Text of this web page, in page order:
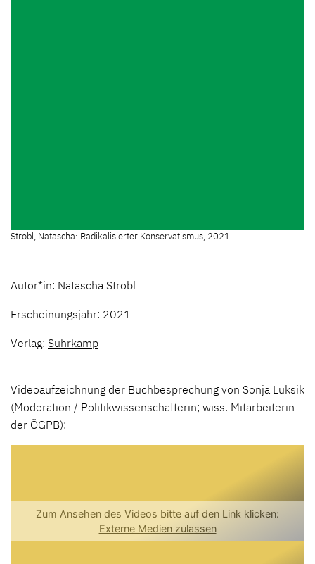
Strobl, Natascha: Radikalisierter Konservatismus, 2021
Autor*in: Natascha Strobl
Erscheinungsjahr: 2021
Verlag: Suhrkamp
Videoaufzeichnung der Buchbesprechung von Sonja Luksik
(Moderation / Politikwissenschafterin; wiss. Mitarbeiterin
der ÖGPB):